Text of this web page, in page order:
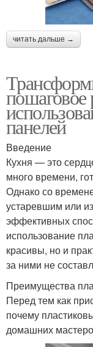
читать дальше →
пошаговое
панелей
Введение
Кухня — это
много времени,
Однако со
устаревшим или
эффективных
использование
красивы, но и
за ними не
Преимущества
Перед тем как
почему
домашних